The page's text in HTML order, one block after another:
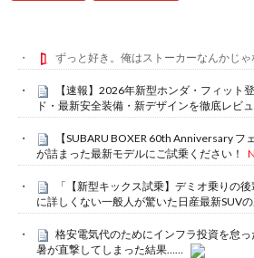
ずっと好き。俺はストーカーなんかじゃ
【速報】2026年新型ホンダ・フィット
ド・最新安全装備・新デザインを徹底レビュ
【SUBARU BOXER 60th Anniversary
が詰まった最新モデルにご試乗ください！
「【新型キックス試乗】デミオ乗りの
に詳しくない一般人が驚いた日産最新SUVの
格安電気代のためにインフラ投資を怠
暑が直撃してしまった結果……